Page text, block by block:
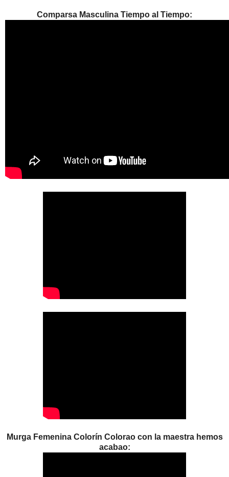
Comparsa Masculina Tiempo al Tiempo:
Murga Femenina Colorín Colorao con la maestra hemos
acabao: